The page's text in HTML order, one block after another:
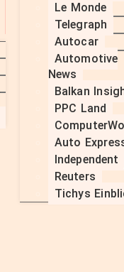
Le Monde
Telegraph
Autocar
Automotive
News
Balkan
PPC Land
Auto
Independent
Reuters
Tichys
Deepfake
використовують
як захистити